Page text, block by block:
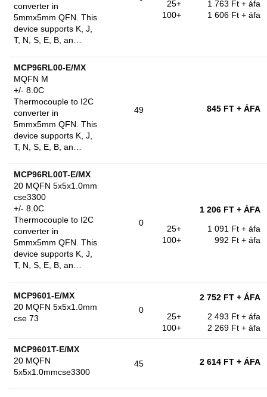
converter in
5mmx5mm QFN. This
device supports K, J,
T, N, S, E, B, an…
25+
1 763 Ft + áfa
100+
1 606 Ft + áfa
MCP96RL00-E/MX
MQFN M
+/- 8.0C
Thermocouple to I2C
converter in
5mmx5mm QFN. This
device supports K, J,
T, N, S, E, B, an…
49 845 FT + ÁFA
MCP96RL00T-E/MX
20 MQFN 5x5x1.0mm
cse3300
+/- 8.0C
Thermocouple to I2C
converter in
5mmx5mm QFN. This
device supports K, J,
T, N, S, E, B, an…
0
1 206 FT + ÁFA
25+
1 091 Ft + áfa
100+
992 Ft + áfa
MCP9601-E/MX
20 MQFN 5x5x1.0mm
cse 73
0
2 752 FT + ÁFA
25+
2 493 Ft + áfa
100+
2 269 Ft + áfa
MCP9601T-E/MX
20 MQFN
5x5x1.0mmcse3300
45 2 614 FT + ÁFA